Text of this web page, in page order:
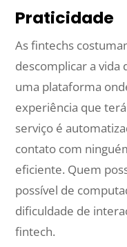
Praticidade
As fintechs
descomplicar a vida
uma plataforma
experiência que
serviço é
contato com
eficiente. Quem
possível de
dificuldade de
fintech.